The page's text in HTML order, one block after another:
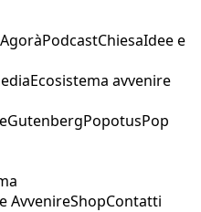
AgoràPodcastChiesaIdee e
Ecosistema avvenire
GutenbergPopotusPop
AvvenireShopContatti